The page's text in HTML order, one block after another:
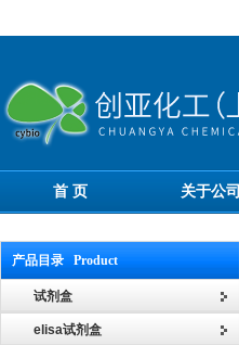
首 页 关于公司
产品目录 Product
试剂盒
elisa试剂盒